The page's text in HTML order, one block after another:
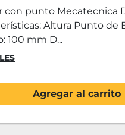
con punto Mecatecnica
Altura Punto de
100 mm D...
Agregar al carrito